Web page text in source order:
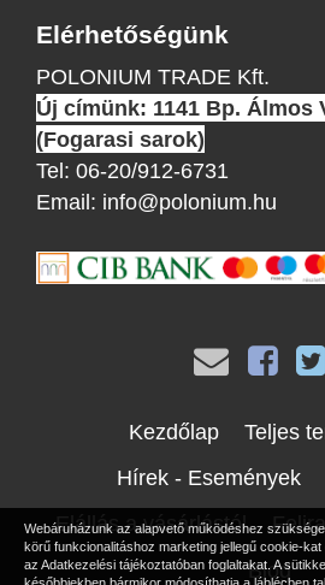
Webáruházunk az alapvető működéshez
körű funkcionalitáshoz marketing jellegű cookie-
az Adatkezelési tájékoztatóban foglaltakat. A
Elérhetőségünk
POLONIUM TRADE Kft.
Új címünk: 1141 Bp. Álmos
(Fogarasi sarok)
Tel: 06-20/912-6731
Email: info@polonium.hu
Kezdőlap
Teljes
Hírek - Események
Elállás a vásárlástól
Blog